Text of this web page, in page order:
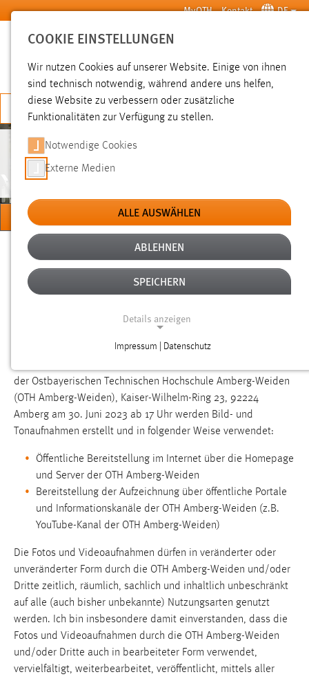
Zum Hauptinhalt springen MyOTH Kontakt DE
SUCHE
JETZT BEWERBEN
ALUMNI
MENÜ
Sie sind hier:
Studium Nach dem Studium Alumni
Einverständnis zu Bild- und Tonaufnahmen
INFORMATIONEN UND EINVERSTÄNDNIS
ZU BILD- UND TONAUFNAHMEN
der Ostbayerischen Technischen Hochschule Amberg-Weiden
(OTH Amberg-Weiden), Kaiser-Wilhelm-Ring 23, 92224
Amberg am 30. Juni 2023 ab 17 Uhr werden Bild- und
Tonaufnahmen erstellt und in folgender Weise verwendet:
Öffentliche Bereitstellung im Internet über die Homepage
und Server der OTH Amberg-Weiden
Bereitstellung der Aufzeichnung über öffentliche Portale
und Informationskanäle der OTH Amberg-Weiden (z.B.
YouTube-Kanal der OTH Amberg-Weiden)
Die Fotos und Videoaufnahmen dürfen in veränderter oder
unveränderter Form durch die OTH Amberg-Weiden und/oder
Dritte zeitlich, räumlich, sachlich und inhaltlich unbeschränkt
auf alle (auch bisher unbekannte) Nutzungsarten genutzt
werden. Ich bin insbesondere damit einverstanden, dass die
Fotos und Videoaufnahmen durch die OTH Amberg-Weiden
und/oder Dritte auch in bearbeiteter Form verwendet,
vervielfältigt, weiterbearbeitet, veröffentlicht, mittels aller
COOKIE EINSTELLUNGEN
Wir nutzen Cookies auf unserer Website. Einige von ihnen
sind technisch notwendig, während andere uns helfen,
diese Website zu verbessern oder zusätzliche
Funktionalitäten zur Verfügung zu stellen.
Notwendige Cookies
Externe Medien
ALLE AUSWÄHLEN
ABLEHNEN
SPEICHERN
Details anzeigen
Notwendige Cookies ermöglichen grundlegende
Funktionen und sind für die einwandfreie Funktion der
Website erforderlich.
Name:
fe_user, be_user, be_lastLoginProvider
Zweck:
Dieser Cookie ist notwendig um sich an der Website
Cookie Laufzeit:
24 Stunden
Einverständnis-Cookie
Name:
cookie_consent
Impressum | Datenschutz